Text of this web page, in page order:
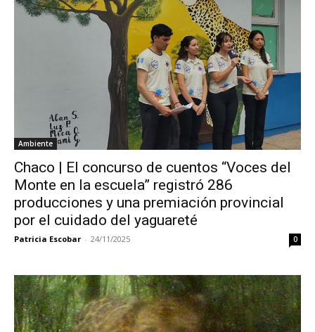
Ambiente
Chaco | El concurso de cuentos “Voces del
Monte en la escuela” registró 286
producciones y una premiación provincial
por el cuidado del yaguareté
Patricia Escobar - 24/11/2025 0